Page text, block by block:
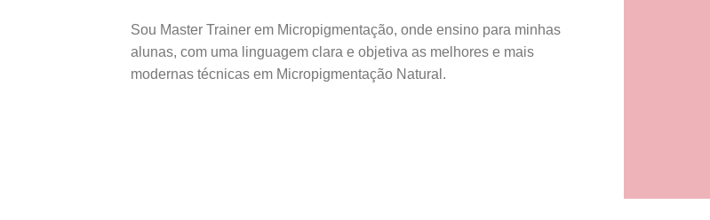
Sou Master Trainer em Micropigmentação, onde ensino para minhas
alunas, com uma linguagem clara e objetiva as melhores e mais
modernas técnicas em Micropigmentação Natural.